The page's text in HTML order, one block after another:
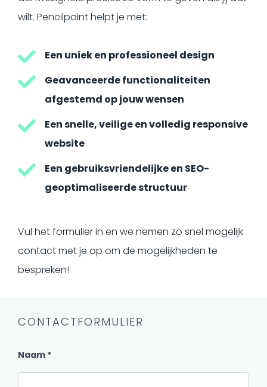
wilt. Pencilpoint helpt je met:
Een uniek en professioneel design
Geavanceerde functionaliteiten
afgestemd op jouw wensen
Een snelle, veilige en volledig responsive
website
Een gebruiksvriendelijke en SEO-
geoptimaliseerde structuur
Vul het formulier in en we nemen zo snel mogelijk
contact met je op om de mogelijkheden te
bespreken!
CONTACTFORMULIER
Naam *